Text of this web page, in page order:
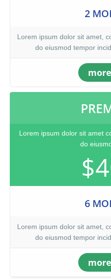
2
Lorem ipsum dolor sit amet,
do eiusmod tempor
Lorem ipsum dolor sit amet
do
6
Lorem ipsum dolor sit amet,
do eiusmod tempor